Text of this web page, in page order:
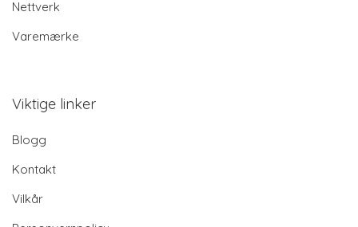
Nettverk
Varemærke
Viktige linker
Blogg
Kontakt
Vilkår